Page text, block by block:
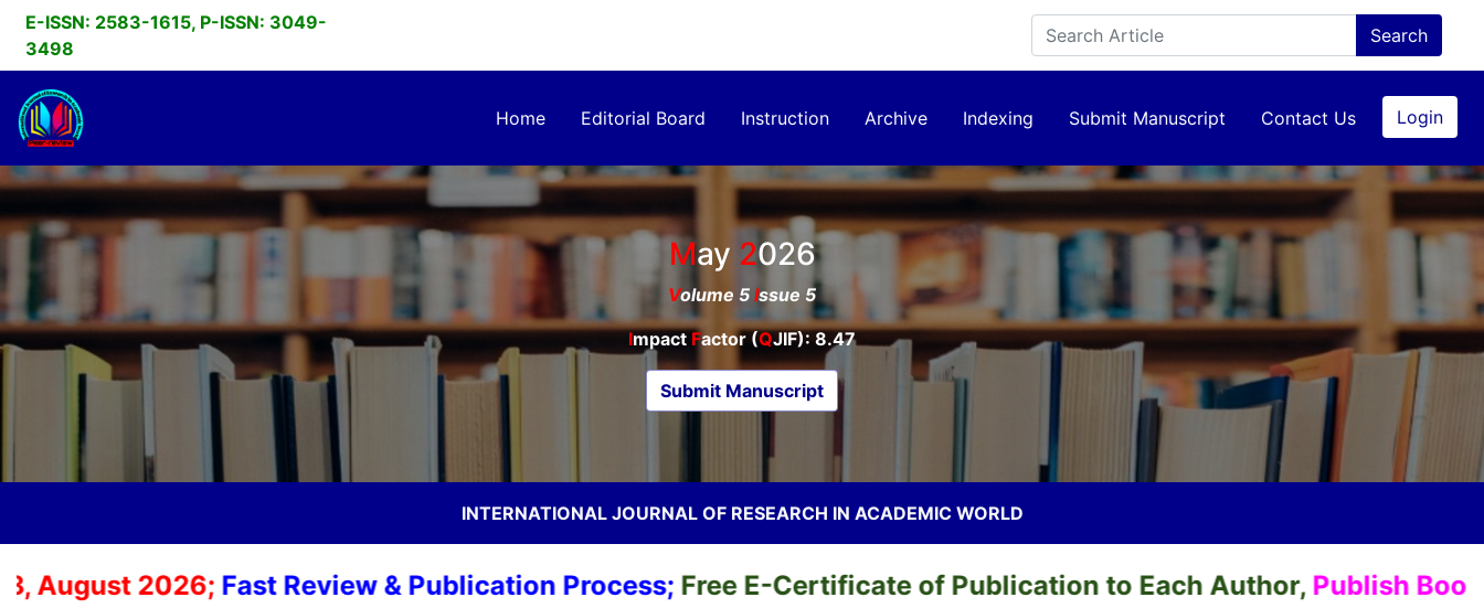
E-ISSN: 2583-1615, P-ISSN: 3049-
3498
Home Editorial Board Instruction Archive Indexing Submit Manuscript Contact Us Login
May 2026
Volume 5 Issue 5
Impact Factor (QJIF): 8.47
Submit Manuscript
INTERNATIONAL JOURNAL OF RESEARCH IN ACADEMIC WORLD
2026; Fast Review & Publication Process; Free E-Certificate of Publication to Each Author, Publish Books